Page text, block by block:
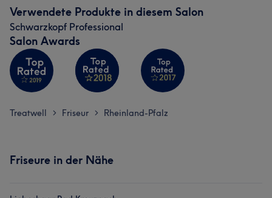
Verwendete Produkte in diesem Salon
Schwarzkopf Professional
Salon Awards
Treatwell > Friseur > Rheinland-Pfalz
Friseure in der Nähe